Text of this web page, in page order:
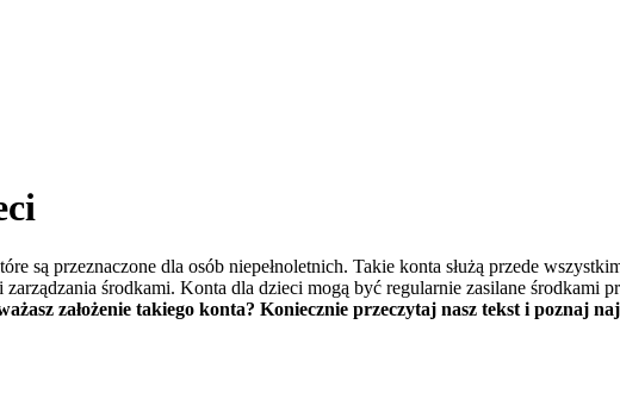
są przeznaczone dla osób niepełnoletnich. Takie konta służą przede
środkami. Konta dla dzieci mogą być regularnie zasilane środkami
założenie takiego konta? Koniecznie przeczytaj nasz tekst i poznaj